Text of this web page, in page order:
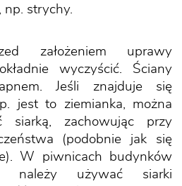
np. strychy.
założeniem uprawy
wyczyścić. Ściany
Jeśli znajduje się
jest to ziemianka, można
siarką, zachowując przy
(podobnie jak się
W piwnicach budynków
należy używać siarki